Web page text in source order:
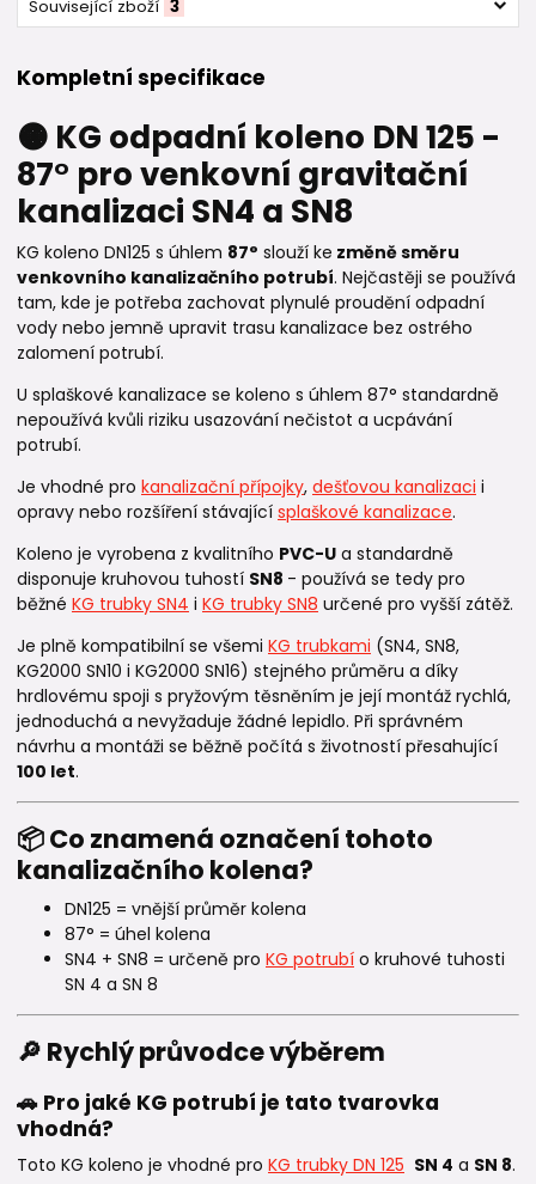
Související zboží 3
Kompletní specifikace
🟠 KG odpadní koleno DN 125 -
87° pro venkovní gravitační
kanalizaci SN4 a SN8
KG koleno DN125 s úhlem 87° slouží ke změně směru
venkovního kanalizačního potrubí. Nejčastěji se používá
tam, kde je potřeba zachovat plynulé proudění odpadní
vody nebo jemně upravit trasu kanalizace bez ostrého
zalomení potrubí.
U splaškové kanalizace se koleno s úhlem 87° standardně
nepoužívá kvůli riziku usazování nečistot a ucpávání
potrubí.
Je vhodné pro kanalizační přípojky, dešťovou kanalizaci i
opravy nebo rozšíření stávající splaškové kanalizace.
Koleno je vyrobena z kvalitního PVC-U a standardně
disponuje kruhovou tuhostí SN8 - používá se tedy pro
běžné KG trubky SN4 i KG trubky SN8 určené pro vyšší zátěž.
Je plně kompatibilní se všemi KG trubkami (SN4, SN8,
KG2000 SN10 i KG2000 SN16) stejného průměru a díky
hrdlovému spoji s pryžovým těsněním je její montáž rychlá,
jednoduchá a nevyžaduje žádné lepidlo. Při správném
návrhu a montáži se běžně počítá s životností přesahující
100 let.
📦 Co znamená označení tohoto
kanalizačního kolena?
DN125 = vnější průměr kolena
87° = úhel kolena
SN4 + SN8 = určeně pro KG potrubí o kruhové tuhosti
SN 4 a SN 8
🔎 Rychlý průvodce výběrem
🚗 Pro jaké KG potrubí je tato tvarovka
vhodná?
Toto KG koleno je vhodné pro KG trubky DN 125 SN 4 a SN 8.